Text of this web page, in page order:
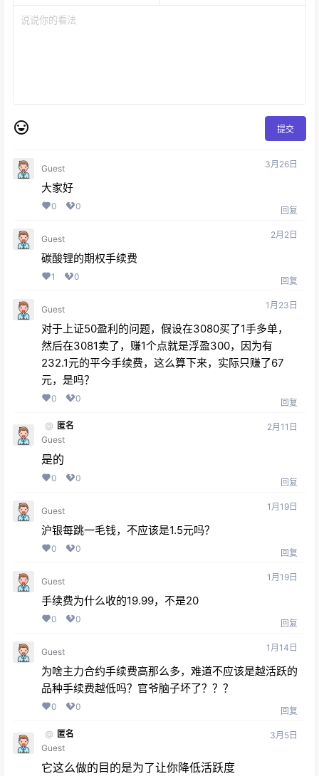
提交
Guest 3月26日
大家好
0 0 回复
Guest 2月2日
碳酸锂的期权手续费
1 0 回复
Guest 1月23日
对于上证50盈利的问题，假设在3080买了1手多单，
然后在3081卖了，赚1个点就是浮盈300，因为有
232.1元的平今手续费，这么算下来，实际只赚了67
元，是吗？
0 0 回复
@ 匿名
Guest
2月11日
是的
0 0 回复
Guest 1月19日
沪银每跳一毛钱，不应该是1.5元吗？
0 0 回复
Guest 1月19日
手续费为什么收的19.99，不是20
0 0 回复
Guest 1月14日
为啥主力合约手续费高那么多，难道不应该是越活跃的
品种手续费越低吗？官爷脑子坏了？？？
0 0 回复
@ 匿名
Guest
3月5日
它这么做的目的是为了让你降低活跃度